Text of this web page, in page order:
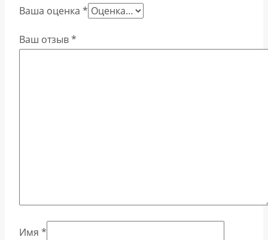
Ваша оценка *
Ваш отзыв*
Имя *